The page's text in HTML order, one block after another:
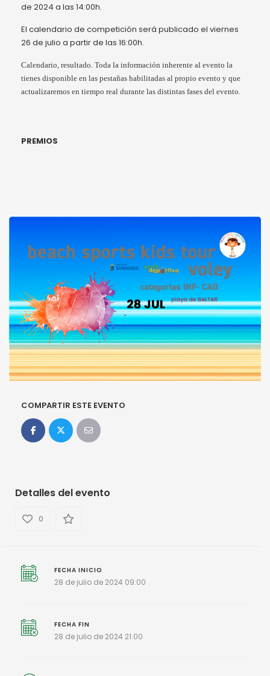
de 2024 a las 14:00h.
El calendario de competición será publicado el viernes
26 de julio a partir de las 16:00h.
Calendario, resultado. Toda la información inherente al evento la
tienes disponible en las pestañas habilitadas al propio evento y que
actualizaremos en tiempo real durante las distintas fases del evento.
PREMIOS
COMPARTIR ESTE EVENTO
Detalles del evento
0
FECHA INICIO
28 de julio de 2024 09:00
FECHA FIN
28 de julio de 2024 21:00